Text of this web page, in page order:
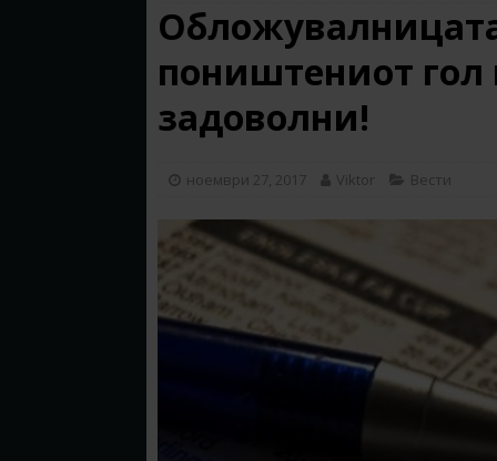
поништениот
задоволни!
ноември 27, 2017 Viktor Вести